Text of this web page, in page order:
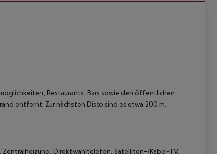
Restaurants, Bars sowie den öffentlichen
entfernt. Zur nächsten Disco sind es etwa 200 m.
Zentralheizung, Direktwahltelefon, Satelliten-/Kabel-TV,